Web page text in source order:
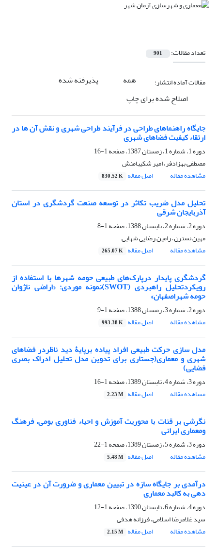
تعداد مقالات: 901
مقالات آماده انتشار: همه
پذیرفته شده
اصلاح شده برای چاپ
جایگاه راهنماهای طراحی در فرآیند طراحی شهری و نقش آن ها در
ارتقاء کیفیت فضاهای شهری
دوره 1، شماره 1، زمستان 1387، صفحه
1-16
مصطفی بهزادفر، امیر شکیبامنش
مشاهده مقاله
اصل مقاله 830.52 K
تحلیل مدل ضریب تکاثر در توسعه صنعت گردشگری در استان
آذربایجان شرقی
دوره 2، شماره 2، تابستان 1388، صفحه
1-8
مهین نسترن، رامین رضایی شهابی
مشاهده مقاله
اصل مقاله 265.07 K
گردشگری پایدار درپارک‌های طبیعی حومه شهرها با استفاده از
رویکردتحلیل راهبردی (SWOT)نمونه موردی: «اراضی ناژوان
حومه شهراصفهان»
دوره 2، شماره 3، زمستان 1388، صفحه
1-9
مشاهده مقاله
اصل مقاله 993.38 K
مدل سازی حرکت طبیعی افراد پیاده برپایۀ دید ناظردر فضاهای
شهری و معماری(جستاری برای تدوین مدل تحلیل ادراک بصری
فضایی)
دوره 3، شماره 4، تابستان 1389، صفحه
1-16
مشاهده مقاله
اصل مقاله 2.23 M
نگرشی بر قنات با محوریت آموزش و احیاء فناوری بومی، فرهنگ
ومعماری ایرانی
دوره 3، شماره 5، زمستان 1389، صفحه
1-22
مشاهده مقاله
اصل مقاله 5.48 M
درآمدی بر جایگاه سازه در تبیین معماری و ضرورت آن در عینیت
دهی به کالبد معماری
دوره 4، شماره 6، تابستان 1390، صفحه
1-12
سید غلامرضا اسلامی، فرزانه هدفی
مشاهده مقاله
اصل مقاله 2.15 M